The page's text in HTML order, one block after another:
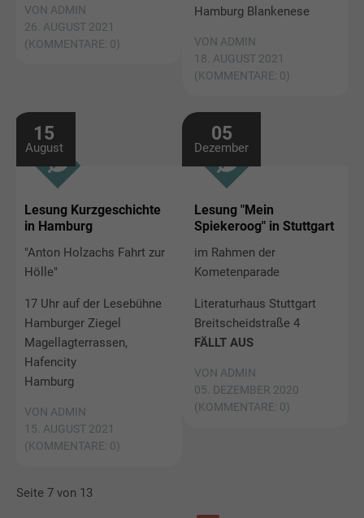
VON ADMIN
26. AUGUST 2021
(KOMMENTARE: 0)
Hamburg Blankenese
VON ADMIN
18. AUGUST 2021
(KOMMENTARE: 0)
15
August
Lesung Kurzgeschichte
in Hamburg
"Anton Holzachs Fahrt zur
Hölle"
17 Uhr auf der Lesebühne
Hamburger Ziegel
Magellagterrassen,
Hafencity
Hamburg
VON ADMIN
15. AUGUST 2021
(KOMMENTARE: 0)
05
Dezember
Lesung "Mein
Spiekeroog" in Stuttgart
im Rahmen der
Kometenparade
Literaturhaus Stuttgart
Breitscheidstraße 4
FÄLLT AUS
VON ADMIN
05. DEZEMBER 2020
(KOMMENTARE: 0)
Seite 7 von 13